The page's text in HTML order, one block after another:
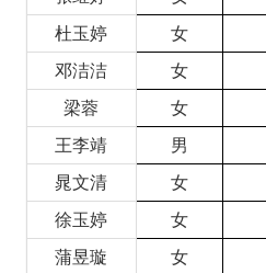
杜玉婷
女
邓洁洁
女
梁蓉
女
王李靖
男
晁文清
女
徐玉婷
女
蒲昱璇
女